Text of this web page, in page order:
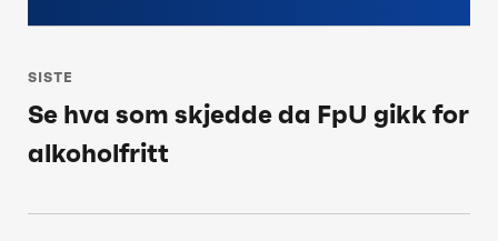
SISTE
Siste
post:
Se hva som skjedde da FpU gikk for
alkoholfritt